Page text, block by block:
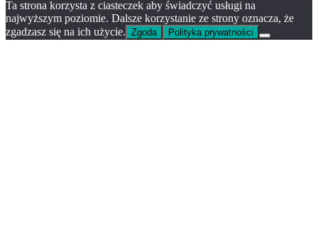
Ta strona korzysta z ciasteczek aby świadczyć usługi na
najwyższym poziomie. Dalsze korzystanie ze strony oznacza, że
zgadzasz się na ich użycie. Zgoda Polityka prywatności